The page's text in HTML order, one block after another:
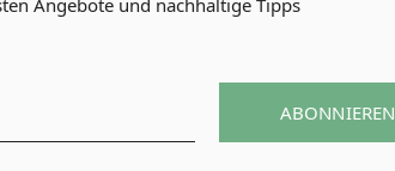
ABONNIEREN